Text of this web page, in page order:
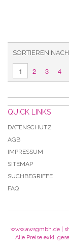
SORTIEREN NACH
1 2 3 4
QUICK LINKS
DATENSCHUTZ
AGB
IMPRESSUM
SITEMAP
SUCHBEGRIFFE
FAQ
www.awsgmbh.de |
Alle Preise exkl.